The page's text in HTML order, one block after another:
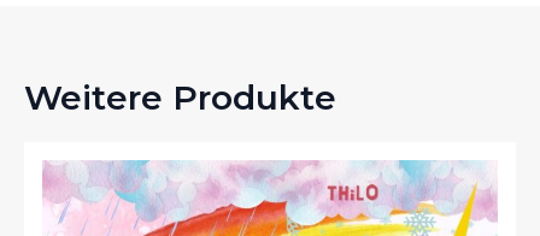
Weitere Produkte